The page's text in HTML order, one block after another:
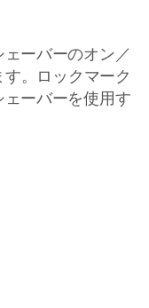
ーバーのオン／
。ロックマーク
ーバーを使用す